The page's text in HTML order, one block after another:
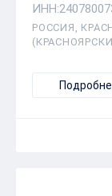
РОССИЯ,